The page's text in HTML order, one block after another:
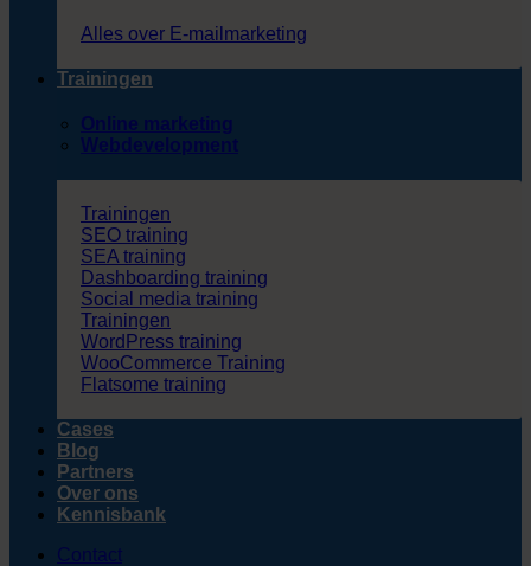
Alles over E-mailmarketing
Trainingen
Online marketing
Webdevelopment
Trainingen
SEO training
SEA training
Dashboarding training
Social media training
Trainingen
WordPress training
WooCommerce Training
Flatsome training
Cases
Blog
Partners
Over ons
Kennisbank
Contact